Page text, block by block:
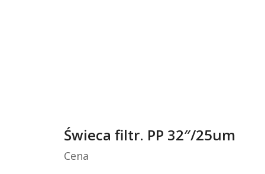
Świeca filtr. PP 32″/25um